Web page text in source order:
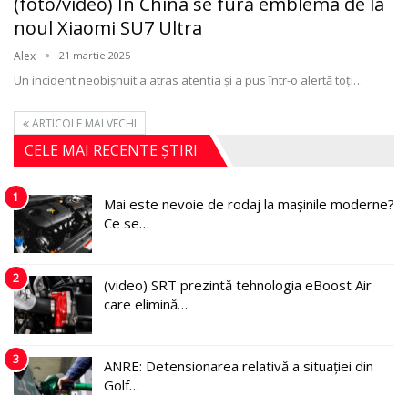
noul Xiaomi SU7 Ultra
Alex 21 martie 2025
Un incident neobișnuit a atras atenția și a pus într-o alertă toți…
ARTICOLE MAI VECHI
CELE MAI RECENTE ȘTIRI
1
Mai este nevoie de rodaj la mașinile moderne?
Ce se…
2
(video) SRT prezintă tehnologia eBoost Air
care elimină…
3
ANRE: Detensionarea relativă a situației din
Golf…